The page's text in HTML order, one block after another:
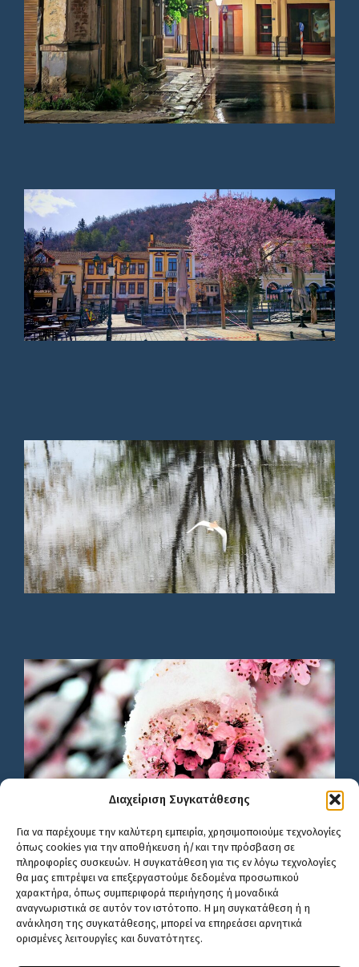
Διαχείριση Συγκατάθεσης
Για να παρέχουμε την καλύτερη εμπειρία, χρησιμοποιούμε τεχνολογίες
όπως cookies για την αποθήκευση ή/και την πρόσβαση σε
πληροφορίες συσκευών. Η συγκατάθεση για τις εν λόγω τεχνολογίες
θα μας επιτρέψει να επεξεργαστούμε δεδομένα προσωπικού
χαρακτήρα, όπως συμπεριφορά περιήγησης ή μοναδικά
αναγνωριστικά σε αυτόν τον ιστότοπο. Η μη συγκατάθεση ή η
ανάκληση της συγκατάθεσης, μπορεί να επηρεάσει αρνητικά
ορισμένες λειτουργίες και δυνατότητες.